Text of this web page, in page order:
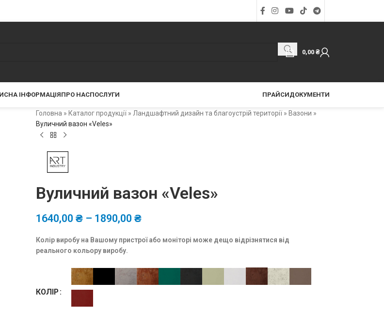
0,00 ₴
ІНФОРМАЦІЯПРО НАСПОСЛУГИ ПРАЙСИДОКУМЕНТИ
Головна » Каталог продукції» Ландшафтний дизайн та благоустрій території» Вазони »
Вуличний вазон «Veles»
Вуличний вазон «Veles»
1640,00 ₴ – 1890,00 ₴
Колір виробу на Вашому пристрої або моніторі може дещо відрізнятися від
реального кольору виробу.
КОЛІР